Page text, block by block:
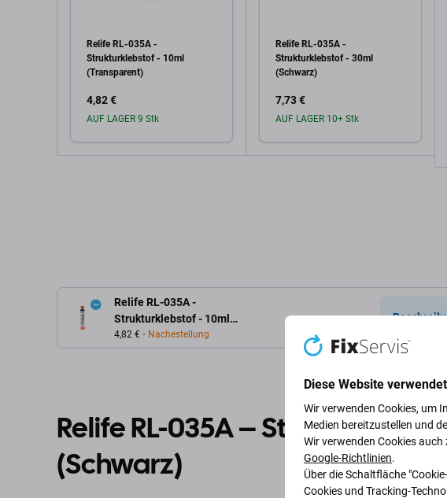
Relife RL-035A -
Strukturklebstof - 10ml
(Transparent)
4,82 €
AUF LAGER 9 Stk
Relife RL-035A -
Strukturklebstof - 30ml
(Schwarz)
7,73 €
AUF LAGER 10+ Stk
Relife RL-035A -
Strukturklebstof - 10ml
(Schwarz)
4,82 € Nachestellung
Relife RL-035A –
(Schwarz)
Diese Website
Wir verwenden Cookies, um
Medien bereitzustellen und
Wir verwenden Cookies
Google-Richtlinien.
Über die Schaltfläche
Cookies und Tracking-